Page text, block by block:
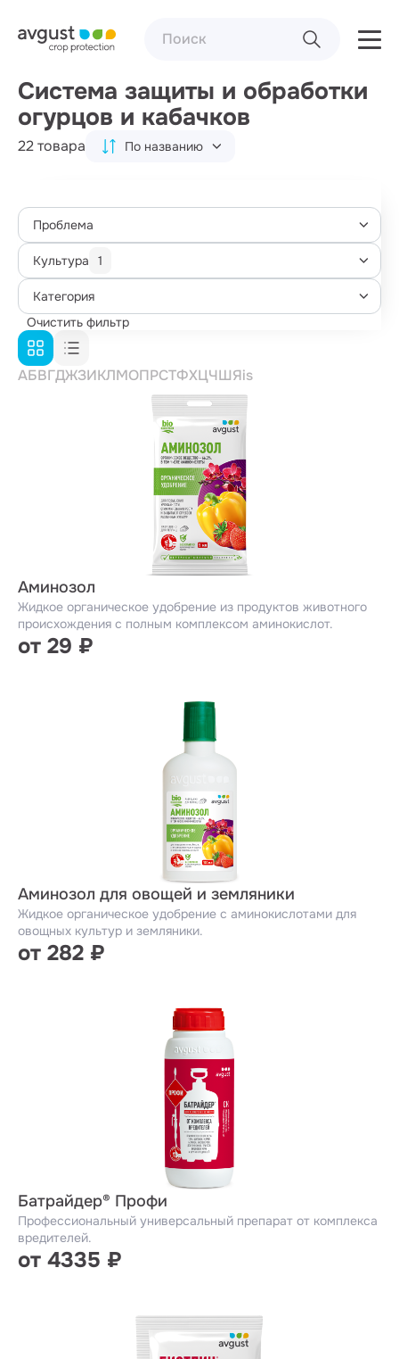
Система защиты и обработки
огурцов и кабачков
22 товара По названию
Проблема
Культура 1
Категория
Очистить фильтр
АБВГДЖЗИКЛМОПРСТФХЦЧШЯis
Аминозол
Жидкое органическое удобрение из продуктов животного
происхождения с полным комплексом аминокислот.
от 29 ₽
Аминозол для овощей и земляники
Жидкое органическое удобрение с аминокислотами для
овощных культур и земляники.
от 282 ₽
Батрайдер® Профи
Профессиональный универсальный препарат от комплекса
вредителей.
от 4335 ₽